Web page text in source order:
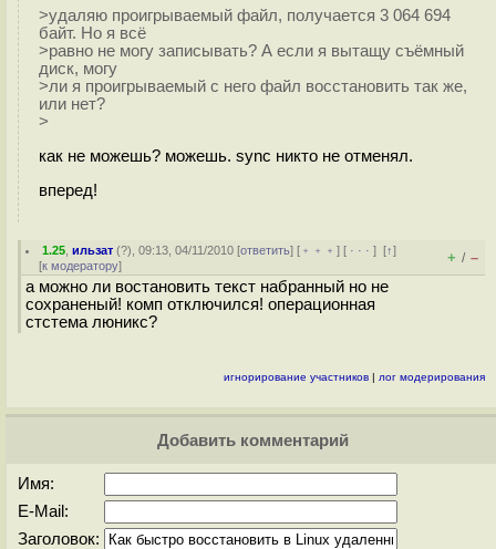
>удаляю проигрываемый файл, получается 3 064 694
байт. Но я всё
>равно не могу записывать? А если я вытащу съёмный
диск, могу
>ли я проигрываемый с него файл восстановить так же,
или нет?
>
как не можешь? можешь. sync никто не отменял.
вперед!
1.25 ,ильзат (?), 09:13, 04/11/2010 [ответить] [ ﹢﹢﹢] [ · · ·][↑]
[к модератору] + / –
а можно ли востановить текст набранный но не
сохраненый! комп отключился! операционная
стстема люникс?
игнорирование участников | лог модерирования
Добавить комментарий
Имя:
E-Mail:
Заголовок: